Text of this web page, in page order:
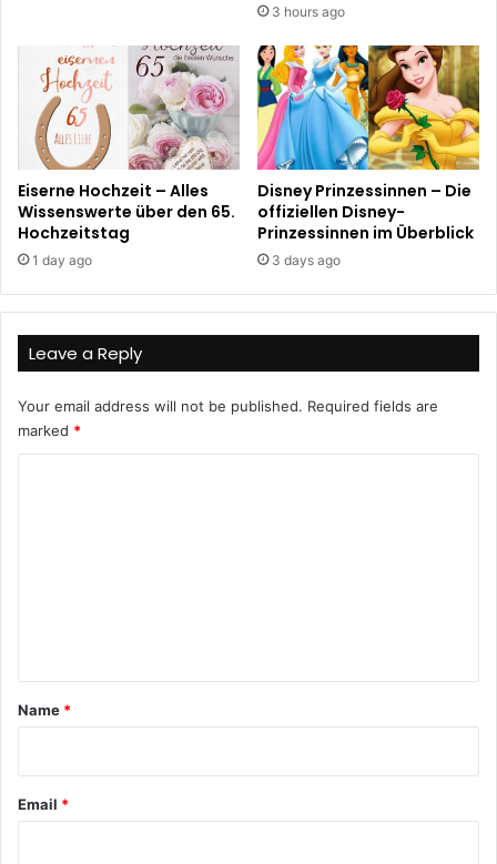
3 hours ago
Eiserne Hochzeit – Alles
Wissenswerte über den 65.
Hochzeitstag
1 day ago
Disney Prinzessinnen – Die
offiziellen Disney-
Prinzessinnen im Überblick
3 days ago
Leave a Reply
Your email address will not be published. Required fields are
marked *
*
Name *
Email *